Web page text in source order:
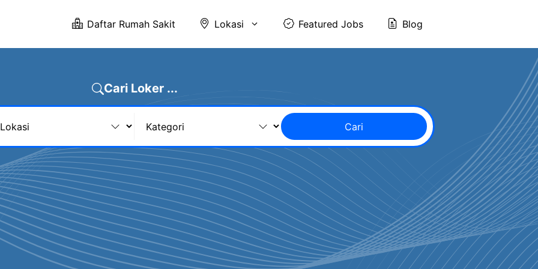
Daftar Rumah Sakit Lokasi Featured Jobs Blog
Cari Loker ...
Cari